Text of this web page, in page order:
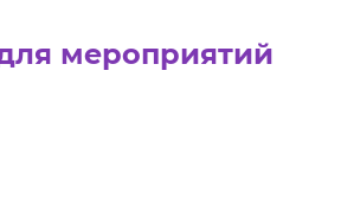
мероприятий